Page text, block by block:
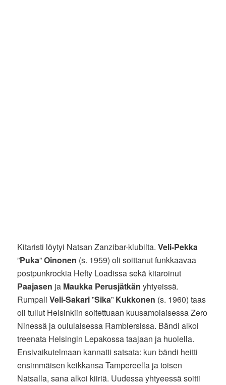
Kitaristi löytyi Natsan Zanzibar-klubilta.Veli-Pekka
”Puka”Oinonen (s. 1959) oli soittanut funkkaavaa
postpunkrockia Hefty Loadissa sekä kitaroinut
Paajasen ja Maukka Perusjätkän yhtyeissä.
RumpaliVeli-Sakari”Sika” Kukkonen (s. 1960) taas
oli tullut Helsinkiin soitettuaan kuusamolaisessa Zero
Ninessä ja oululaisessa Ramblersissa. Bändi alkoi
treenata Helsingin Lepakossa taajaan ja huolella.
Ensivaikutelmaan kannatti satsata: kun bändi heitti
ensimmäisen keikkansa Tampereella ja toisen
Natsalla, sana alkoi kiiriä. Uudessa yhtyeessä soitti